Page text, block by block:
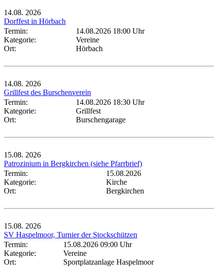
14.08. 2026
Dorffest in Hörbach
Termin:
14.08.2026 18:00 Uhr
Kategorie:
Vereine
Ort:
Hörbach
14.08. 2026
Grillfest des Burschenverein
Termin:
14.08.2026 18:30 Uhr
Kategorie:
Grillfest
Ort:
Burschengarage
15.08. 2026
Patrozinium in Bergkirchen (siehe Pfarrbrief)
Termin:
15.08.2026
Kategorie:
Kirche
Ort:
Bergkirchen
15.08. 2026
SV Haspelmoor, Turnier der Stockschützen
Termin:
15.08.2026 09:00 Uhr
Kategorie:
Vereine
Ort:
Sportplatzanlage Haspelmoor